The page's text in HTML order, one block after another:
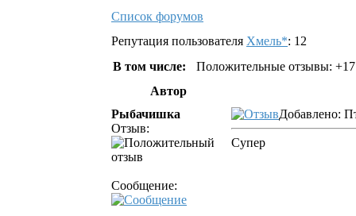
Список форумов
Репутация пользователя Хмель*: 12
В том числе:
Положительные отзывы: +17
Автор
Рыбачишка
Отзыв:
Сообщение:
Добавлено:
Супер